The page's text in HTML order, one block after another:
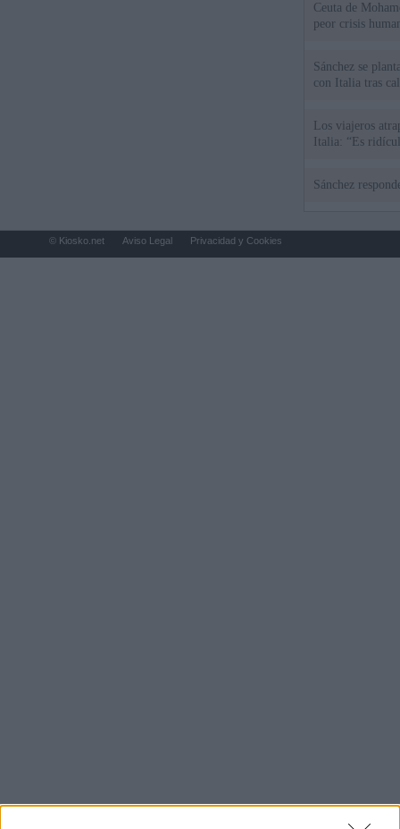
Ceuta de
peor crisis
Sánchez se
con Italia tras
Los viajeros
Italia: “Es
Sánchez
© Kiosko.net Aviso Legal Privacidad y Cookies